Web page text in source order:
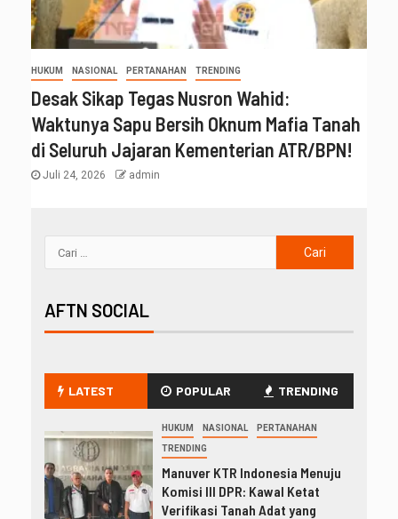
HUKUM NASIONAL PERTANAHAN TRENDING
Desak Sikap Tegas Nusron Wahid:
Waktunya Sapu Bersih Oknum Mafia Tanah
di Seluruh Jajaran Kementerian ATR/BPN!
Juli 24, 2026 admin
AFTN SOCIAL
LATEST POPULAR TRENDING
HUKUM NASIONAL PERTANAHAN
TRENDING
Manuver KTR Indonesia Menuju
Komisi III DPR: Kawal Ketat
Verifikasi Tanah Adat yang